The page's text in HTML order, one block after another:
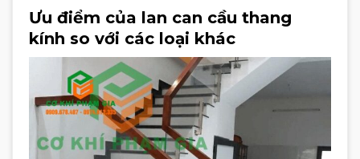
Ưu điểm của lan can cầu thang
kính so với các loại khác